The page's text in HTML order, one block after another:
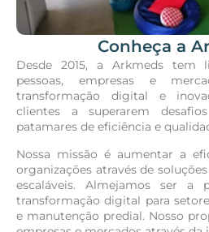
Conheça a
Desde 2015, a Arkmeds tem
pessoas, empresas e
transformação digital e
clientes a superarem
patamares de eficiência e
Nossa missão é aumentar a
organizações através de
escaláveis. Almejamos ser a
transformação digital para
e manutenção predial. Nosso